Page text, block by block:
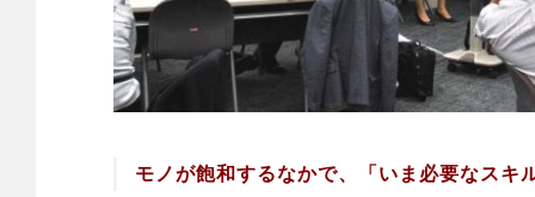
モノが飽和するなかで、「いま必要なスキ